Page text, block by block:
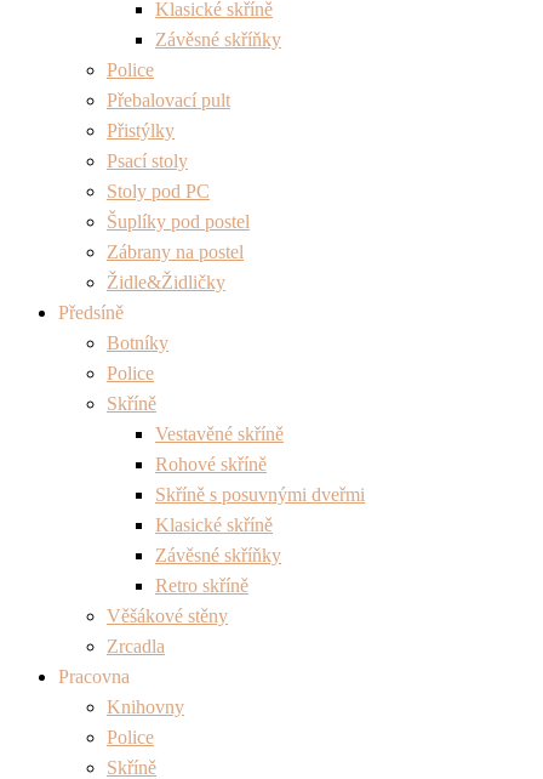
Klasické skříně
Závěsné skříňky
Police
Přebalovací pult
Přistýlky
Psací stoly
Stoly pod PC
Šuplíky pod postel
Zábrany na postel
Židle&Židličky
Předsíně
Botníky
Police
Skříně
Vestavěné skříně
Rohové skříně
Skříně s posuvnými dveřmi
Klasické skříně
Závěsné skříňky
Retro skříně
Věšákové stěny
Zrcadla
Pracovna
Knihovny
Police
Skříně